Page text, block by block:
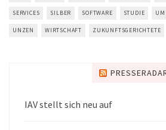
SERVICES SILBER SOFTWARE STUDIE
UNZEN WIRTSCHAFT ZUKUNFTSGERICHTETE
IAV stellt sich neu auf